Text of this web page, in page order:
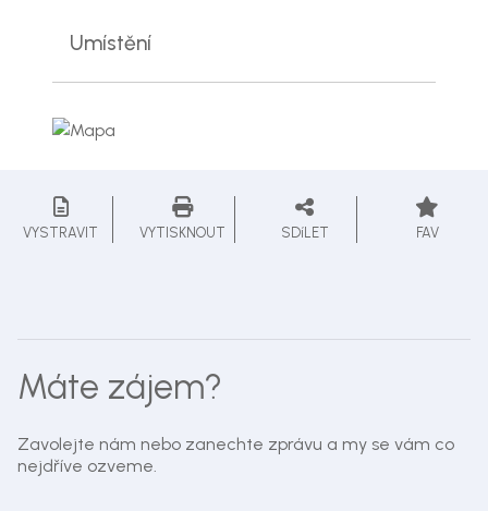
Umístění
VYSTRAVIT VYTISKNOUT SDíLET FAV
Máte zájem?
Zavolejte nám nebo zanechte zprávu a my se vám co
nejdříve ozveme.